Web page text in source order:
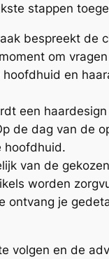
stappen
bespreekt de
om
hoofdhuid en
een
de dag van de
hoofdhuid.
van de
worden
ontvang je
volgen en de